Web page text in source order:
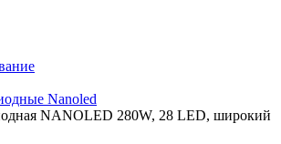
Nanoled
NANOLED 280W, 28 LED, широкий